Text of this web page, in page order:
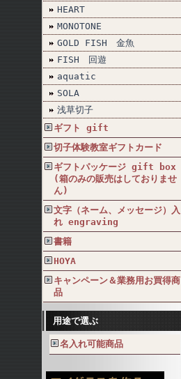
HEART
MONOTONE
GOLD FISH 金魚
FISH 回遊
aquatic
SOLA
浅草切子
ギフト gift
切子体験教室ギフトカード
ギフトパッケージ gift box
(箱のみの販売はしておりませ
ん)
文字（ネーム、メッセージ）入
れ engraving
書籍
HOYA
キャンペーン＆業務用お買得商
品
用途で選ぶ
名入れ可能商品